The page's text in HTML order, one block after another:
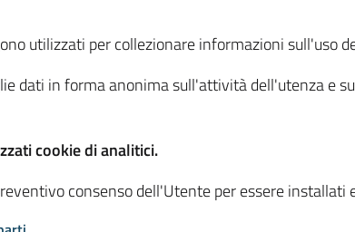
utilizzati per collezionare informazioni sull'uso
dati in forma anonima sull'attività dell'utenza e
cookie di analitici.
consenso dell'Utente per essere installati